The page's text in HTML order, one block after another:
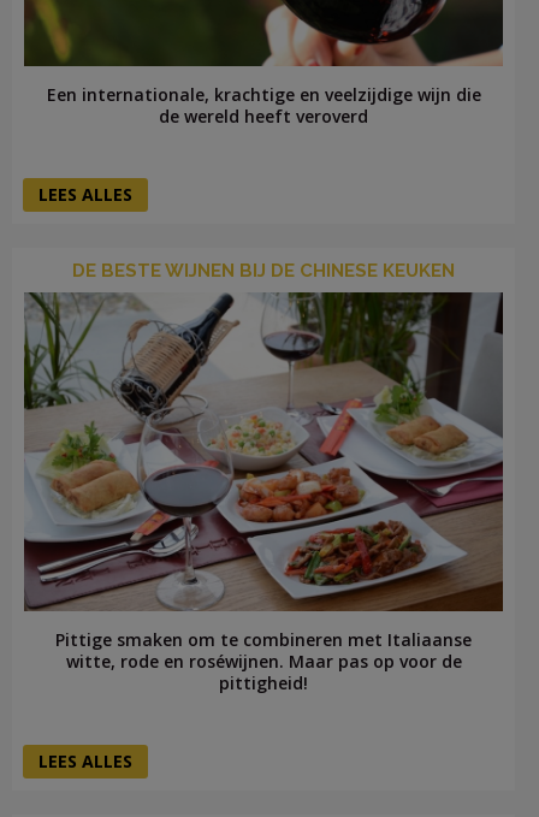
Een internationale, krachtige en veelzijdige wijn die
de wereld heeft veroverd
LEES ALLES
DE BESTE WIJNEN BIJ DE CHINESE KEUKEN
Pittige smaken om te combineren met Italiaanse
witte, rode en roséwijnen. Maar pas op voor de
pittigheid!
LEES ALLES